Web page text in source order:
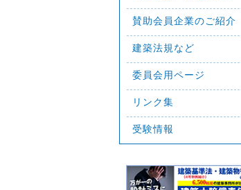
賛助会員企業のご紹介
建築法規など
委員会用ページ
リンク集
受験情報